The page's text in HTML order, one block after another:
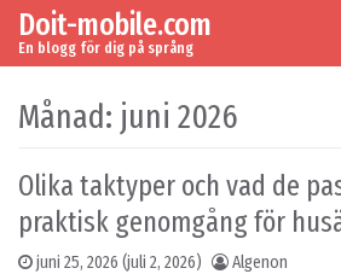
Skip to content
Main Navigation
Doit-mobile.com
En blogg för dig på språng
Månad: juni 2026
Olika taktyper och vad de
praktisk genomgång för
juni 25, 2026 (juli 2, 2026) Algenon